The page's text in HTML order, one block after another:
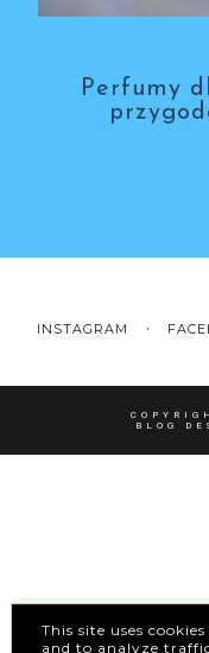
Perfumy
INSTAGRAM
BLOG
This site uses
and to analyze